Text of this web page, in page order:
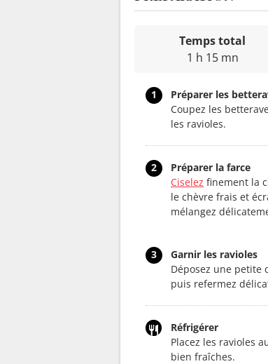
Temps total
1 h 15 mn
1
Préparer les
Coupez les
les ravioles.
2
Préparer la farce
Ciselez finement la
le chèvre frais et
mélangez
3
Garnir les ravioles
Déposez une petite
puis refermez
Réfrigérer
Placez les ravioles
bien fraîches.